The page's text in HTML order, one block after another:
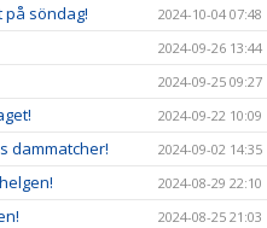
på söndag! 2024-10-04 07:48
2024-09-26 13:44
2024-09-25 09:27
2024-09-22 10:09
dammatcher! 2024-09-02 14:35
2024-08-29 22:10
2024-08-25 21:03